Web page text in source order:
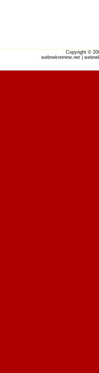
Copyright ©
webnekretnine.net |